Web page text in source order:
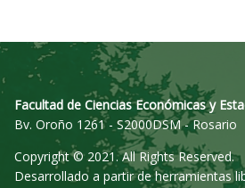
Facultad de Ciencias Económicas y
Bv. Oroño 1261 - S2000DSM - Rosario
Copyright © 2021. All Rights Reserved.
Desarrollado a partir de herramientas